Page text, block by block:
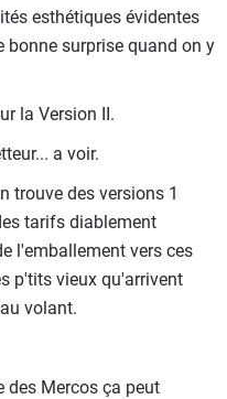
esthétiques évidentes
bonne surprise quand on y
la Version II.
a voir.
trouve des versions 1
tarifs diablement
l'emballement vers ces
p'tits vieux qu'arrivent
volant.
des Mercos ça peut